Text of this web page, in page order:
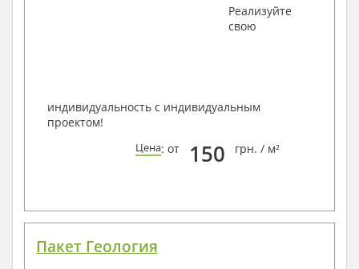
Реализуйте
свою
индивидуальность с индивидуальным
проектом!
Цена: от 150 грн. / м²
Пакет Геология